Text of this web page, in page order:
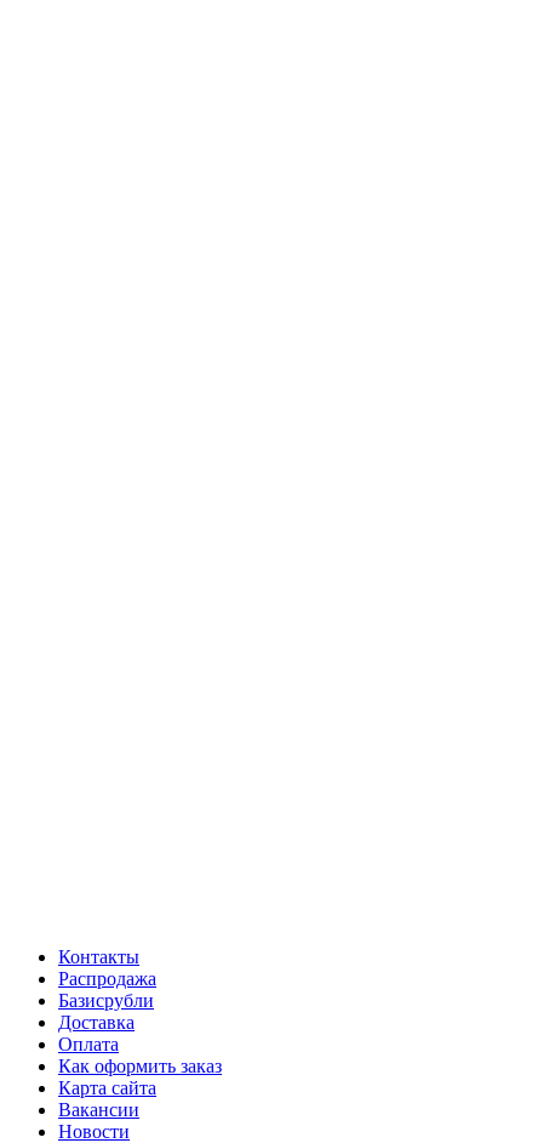
Контакты
Распродажа
Базисрубли
Доставка
Оплата
Как оформить заказ
Карта сайта
Вакансии
Новости